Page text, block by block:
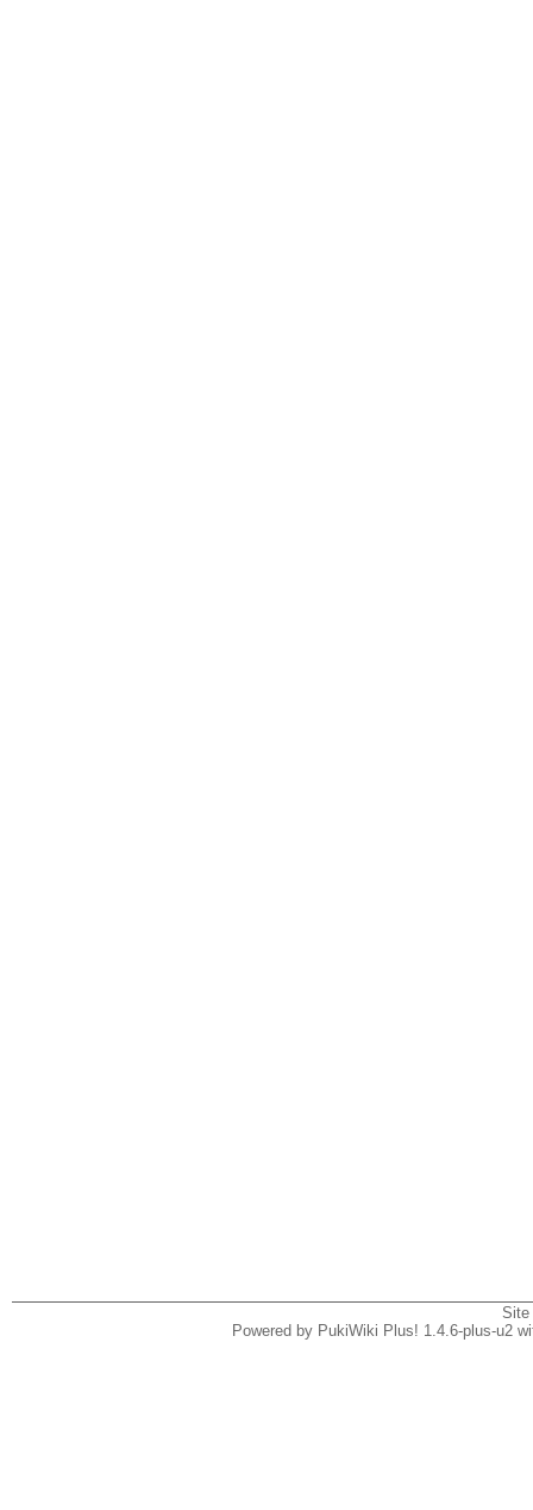
Powered by PukiWiki Plus! 1.4.6-plus-u2